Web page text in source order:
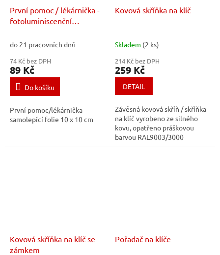
První pomoc / lékárnička -
fotoluminiscenční
do 21 pracovních dnů
74 Kč bez DPH
89 Kč
Do košíku
První pomoc/lékárnička
samolepící folie 10 x 10 cm
Kovová skříňka na klíč
Skladem (2 ks)
214 Kč bez DPH
259 Kč
DETAIL
Závěsná kovová skříň / skříňka
na klíč vyrobeno ze silného
kovu, opatřeno práškovou
barvou RAL9003/3000
Kovová skříňka na klíč se
zámkem
Pořadač na klíče